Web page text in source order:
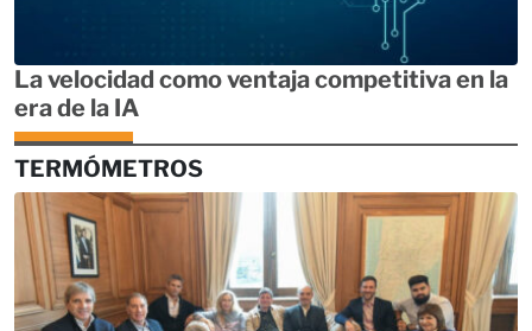
La velocidad como ventaja competitiva en la
era de la IA
TERMÓMETROS